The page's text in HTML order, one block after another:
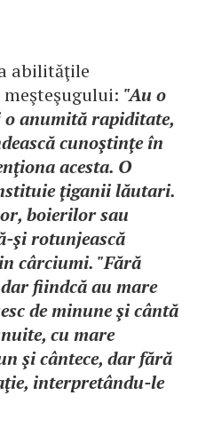
abilităţile
"Au o
anumită rapiditate,
cunoştinţe în
acesta. O
ţiganii lăutari.
boierilor sau
şi rotunjească
cârciumi. "Fără
fiindcă au mare
de minune şi cântă
cu mare
şi cântece, dar fără
interpretându-le